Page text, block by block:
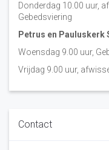
Donderdag 10.00 uur,
Gebedsviering
Petrus en Pauluskerk
Woensdag 9.00 uur,
Vrijdag 9.00 uur,
Contact